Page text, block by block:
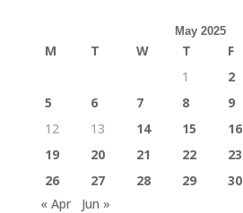
May 2025
M T W T F
1
2
5
6 7 8 9
12
13 14 15 16
19
20 21 22 23
26
27 28 29 30
« Apr
Jun »